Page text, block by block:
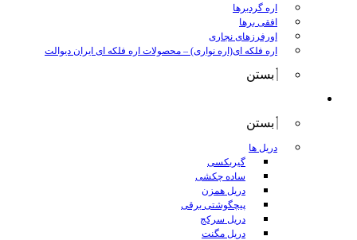
اره گردبرها
افقی برها
اورفرزهای نجاری
اره فلکه ای(اره نواری) – محصولات اره فلکه ای ایران دیوالت
بستن
بستن
دریل ها
گیربکسی
ساده چکشی
دریل همزن
پیچگوشتی برقی
دریل سرکج
دریل مگنت